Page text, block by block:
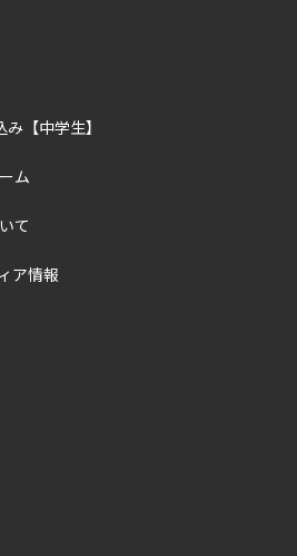
【中学生】
ム
て
ア情報